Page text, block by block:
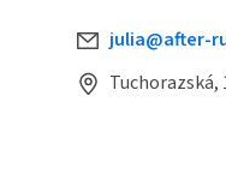
julia@after-
Tuchorazská,